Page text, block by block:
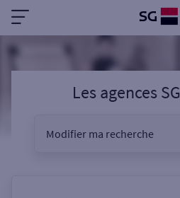
Les agences SG
Modifier ma recherche